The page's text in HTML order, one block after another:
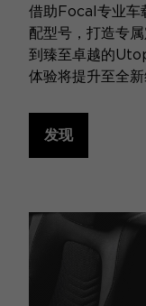
借助Focal专业车
配型号，打造专
到臻至卓越的
体验将提升至全新
发现